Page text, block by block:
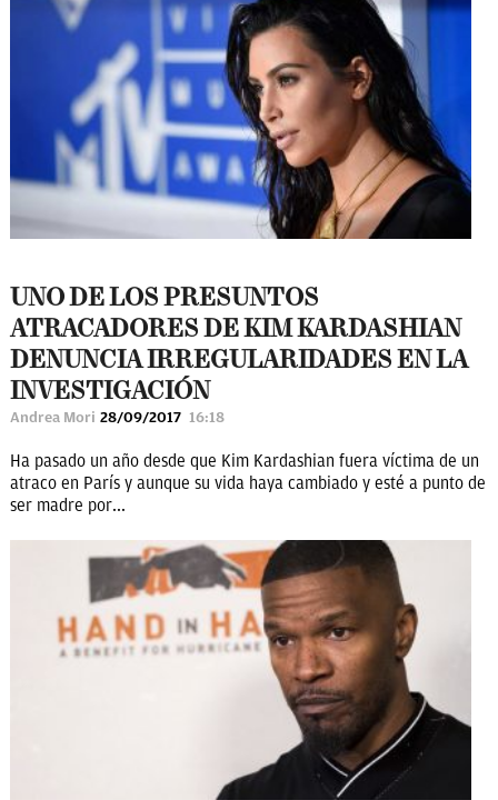
UNO DE LOS PRESUNTOS
ATRACADORES DE KIM KARDASHIAN
DENUNCIA IRREGULARIDADES EN LA
INVESTIGACIÓN
Andrea Mori 28/09/2017 16:18
Ha pasado un año desde que Kim Kardashian fuera víctima de un
atraco en París y aunque su vida haya cambiado y esté a punto de
ser madre por...